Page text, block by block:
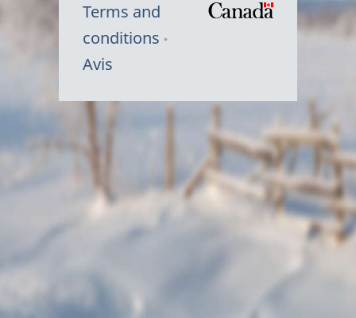
Terms and
conditions
Avis
Symbole
Canada